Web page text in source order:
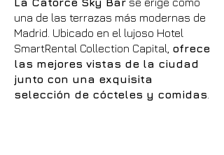
una de las terrazas más modernas de
Madrid. Ubicado en el lujoso Hotel
SmartRental Collection Capital, ofrece
las mejores vistas de la ciudad
junto con una exquisita
selección de cócteles y comidas